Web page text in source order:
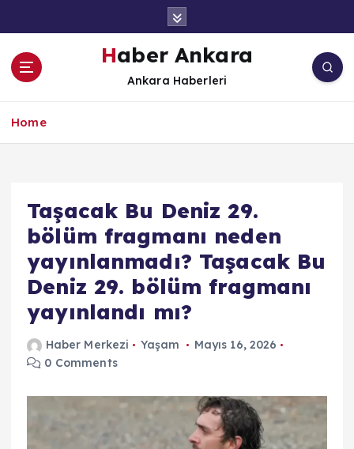
Haber Ankara
Ankara Haberleri
Home
Taşacak Bu Deniz 29.
bölüm fragmanı neden
yayınlanmadı? Taşacak Bu
Deniz 29. bölüm fragmanı
yayınlandı mı?
Haber Merkezi Yaşam
Mayıs 16, 2026
0 Comments